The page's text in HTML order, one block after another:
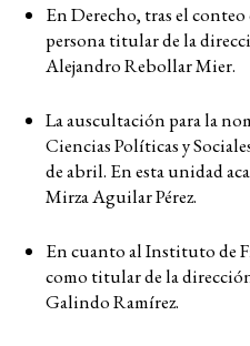
En Derecho, tras el
persona titular de la
Alejandro Rebollar Mier.
La auscultación para la
Ciencias Políticas y
de abril. En esta unidad
Mirza Aguilar Pérez.
En cuanto al Instituto de
como titular de la
Galindo Ramírez.